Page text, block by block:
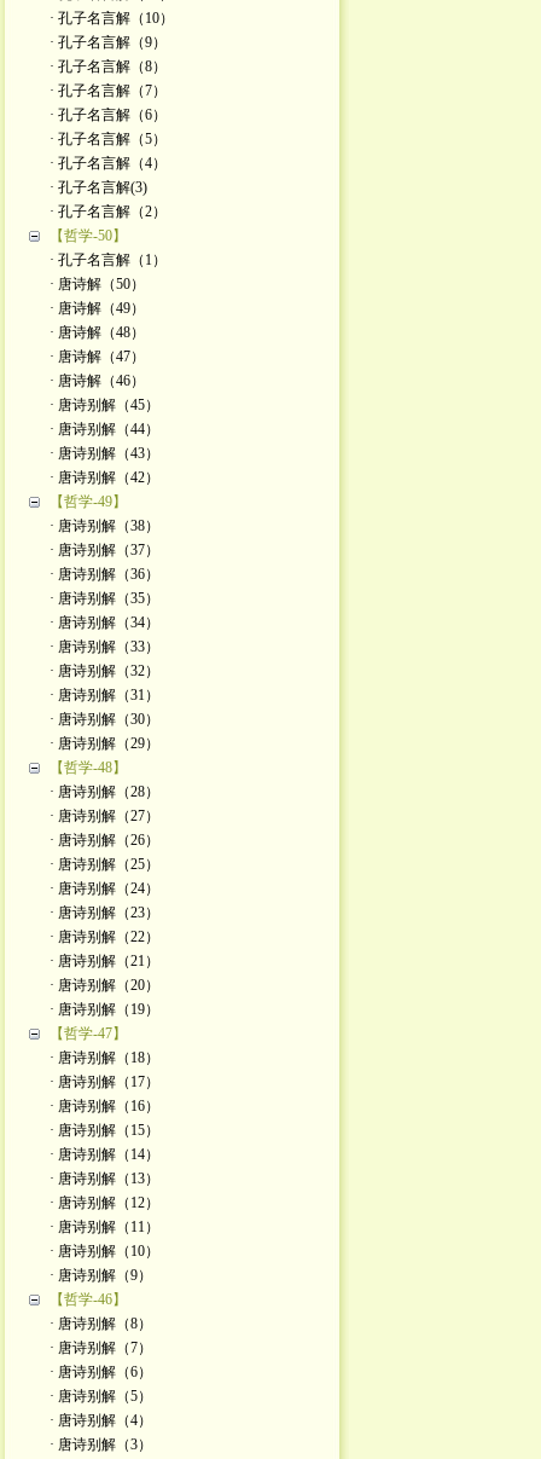
· 孔子名言解（10）
· 孔子名言解（9）
· 孔子名言解（8）
· 孔子名言解（7）
· 孔子名言解（6）
· 孔子名言解（5）
· 孔子名言解（4）
· 孔子名言解(3)
· 孔子名言解（2）
【哲学-50】
· 孔子名言解（1）
· 唐诗解（50）
· 唐诗解（49）
· 唐诗解（48）
· 唐诗解（47）
· 唐诗解（46）
· 唐诗别解（45）
· 唐诗别解（44）
· 唐诗别解（43）
· 唐诗别解（42）
【哲学-49】
· 唐诗别解（38）
· 唐诗别解（37）
· 唐诗别解（36）
· 唐诗别解（35）
· 唐诗别解（34）
· 唐诗别解（33）
· 唐诗别解（32）
· 唐诗别解（31）
· 唐诗别解（30）
· 唐诗别解（29）
【哲学-48】
· 唐诗别解（28）
· 唐诗别解（27）
· 唐诗别解（26）
· 唐诗别解（25）
· 唐诗别解（24）
· 唐诗别解（23）
· 唐诗别解（22）
· 唐诗别解（21）
· 唐诗别解（20）
· 唐诗别解（19）
【哲学-47】
· 唐诗别解（18）
· 唐诗别解（17）
· 唐诗别解（16）
· 唐诗别解（15）
· 唐诗别解（14）
· 唐诗别解（13）
· 唐诗别解（12）
· 唐诗别解（11）
· 唐诗别解（10）
· 唐诗别解（9）
【哲学-46】
· 唐诗别解（8）
· 唐诗别解（7）
· 唐诗别解（6）
· 唐诗别解（5）
· 唐诗别解（4）
· 唐诗别解（3）